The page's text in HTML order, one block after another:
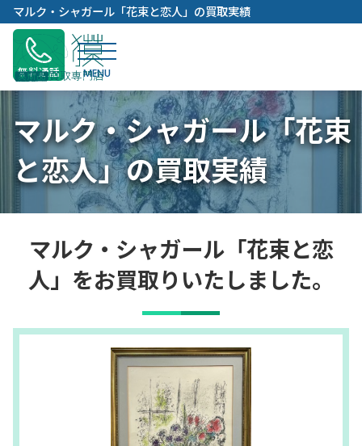
内
容
キ
ッ
プ
マルク・シャガール「花束と恋人」の買取実績
無料通話
マルク・シャガール「花束
と恋人」の買取実績
マルク・シャガール「花束と恋
人」をお買取りいたしました。